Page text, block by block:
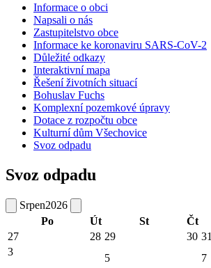
Informace o obci
Napsali o nás
Zastupitelstvo obce
Informace ke koronaviru SARS-CoV-2
Důležité odkazy
Interaktivní mapa
Řešení životních situací
Bohuslav Fuchs
Komplexní pozemkové úpravy
Dotace z rozpočtu obce
Kulturní dům Všechovice
Svoz odpadu
Svoz odpadu
Srpen2026
Po
Út St Čt
27
28 29 30 31
3
5
7